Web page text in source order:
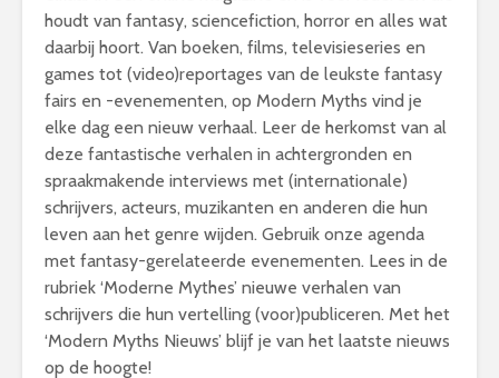
houdt van fantasy, sciencefiction, horror en alles wat
daarbij hoort. Van boeken, films, televisieseries en
games tot (video)reportages van de leukste fantasy
fairs en -evenementen, op Modern Myths vind je
elke dag een nieuw verhaal. Leer de herkomst van al
deze fantastische verhalen in achtergronden en
spraakmakende interviews met (internationale)
schrijvers, acteurs, muzikanten en anderen die hun
leven aan het genre wijden. Gebruik onze agenda
met fantasy-gerelateerde evenementen. Lees in de
rubriek ‘Moderne Mythes’ nieuwe verhalen van
schrijvers die hun vertelling (voor)publiceren. Met het
‘Modern Myths Nieuws’ blijf je van het laatste nieuws
op de hoogte!